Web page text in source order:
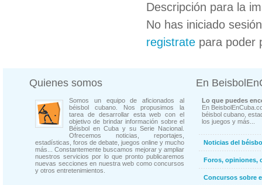
Descripción para la
No has iniciado
registrate para poder
Quienes somos
Somos un equipo de aficionados al
béisbol cubano. Nos propusimos la
tarea de desarrollar esta web con el
objetivo de brindar información sobre el
Béisbol en Cuba y su Serie Nacional.
Ofrecemos noticias, reportajes,
estadísticas, foros de debate, juegos online y mucho
más... Constantemente buscamos mejorar y ampliar
nuestros servicios por lo que pronto publicaremos
nuevas secciones en nuestra web como concursos
y otros entretenimientos.
En
Lo que puedes
En
béisbol cubano,
los juegos y más...
Noticias del
Foros, opiniones,
Concursos sobre